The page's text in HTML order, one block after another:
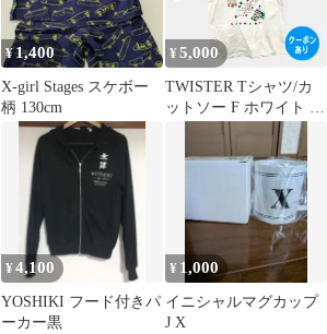
¥1,400
X-girl Stages スケボー
柄 130cm
¥5,000
TWISTER Tシャツ/カ
ットソー F ホワイト 無
地 前面プリント ミドル
丈 半袖 クルーネック
(丸首) メンズ
¥4,100
YOSHIKI フード付きパ
ーカー黒
¥ 1,000
イニシャルマグカップ
J X